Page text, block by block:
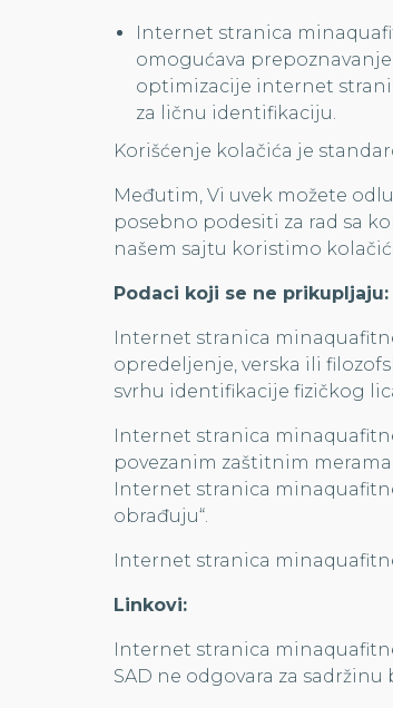
Internet stranica
omogućava
optimizacije internet
za ličnu identifikaciju.
Korišćenje kolačića je
Međutim, Vi uvek možete
posebno podesiti za rad sa
našem sajtu koristimo
Podaci koji se ne prikupljaju:
Internet stranica
opredeljenje, verska ili
svrhu identifikacije fizičkog
Internet stranica
povezanim zaštitnim merama.
Internet stranica
obrađuju“.
Internet stranica
Linkovi:
Internet stranica
SAD ne odgovara za